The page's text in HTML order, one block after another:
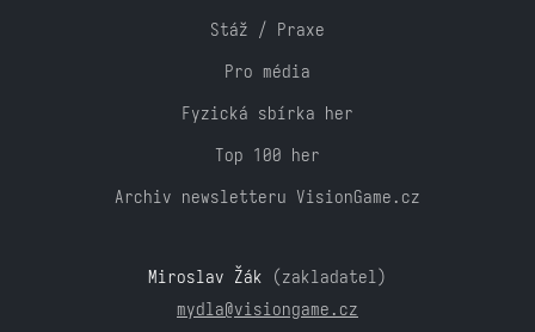
Stáž / Praxe
Pro média
Fyzická sbírka her
Top 100 her
Archiv newsletteru VisionGame.cz
Miroslav Žák (zakladatel)
mydla@visiongame.cz